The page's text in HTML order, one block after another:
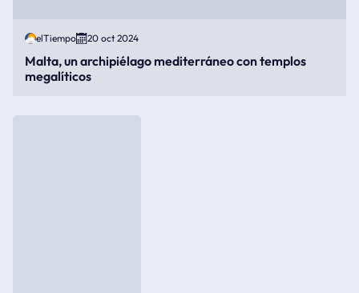
elTiempo 20 oct 2024
Malta, un archipiélago mediterráneo con templos
megalíticos